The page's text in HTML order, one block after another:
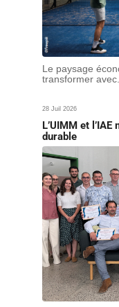
Le paysage
transformer
28 Juil 2026
L’UIMM et
durable